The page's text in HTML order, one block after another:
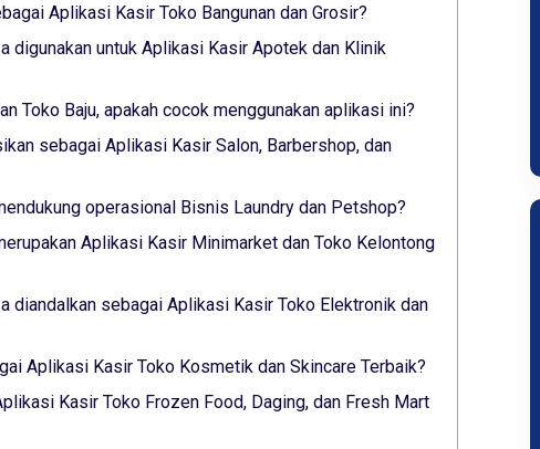
Aplikasi Kasir Toko Bangunan dan Grosir?
digunakan untuk Aplikasi Kasir Apotek dan Klinik
Toko Baju, apakah cocok menggunakan aplikasi ini?
sebagai Aplikasi Kasir Salon, Barbershop, dan
operasional Bisnis Laundry dan Petshop?
Aplikasi Kasir Minimarket dan Toko Kelontong
diandalkan sebagai Aplikasi Kasir Toko Elektronik dan
Aplikasi Kasir Toko Kosmetik dan Skincare Terbaik?
Kasir Toko Frozen Food, Daging, dan Fresh Mart